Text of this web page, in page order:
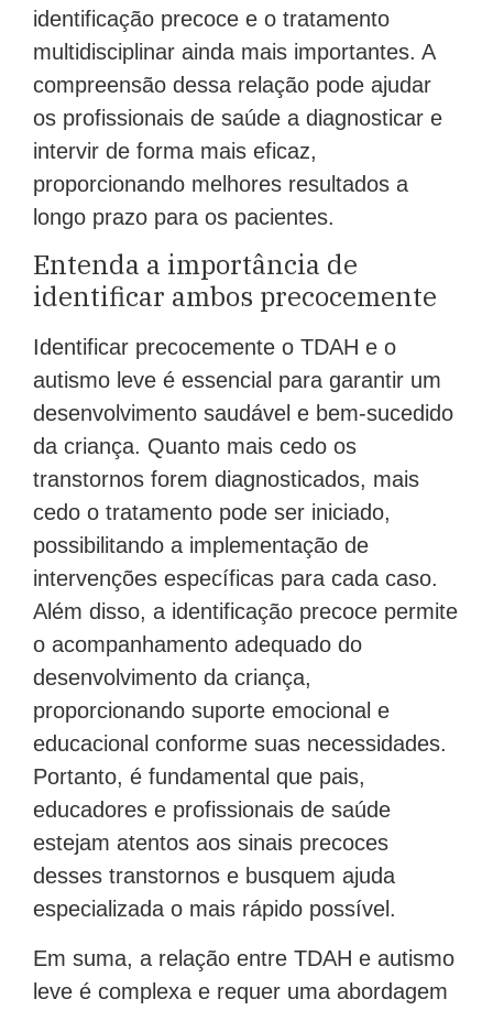
identificação precoce e o tratamento
multidisciplinar ainda mais importantes. A
compreensão dessa relação pode ajudar
os profissionais de saúde a diagnosticar e
intervir de forma mais eficaz,
proporcionando melhores resultados a
longo prazo para os pacientes.
Entenda a importância de
identificar ambos precocemente
Identificar precocemente o TDAH e o
autismo leve é essencial para garantir um
desenvolvimento saudável e bem-sucedido
da criança. Quanto mais cedo os
transtornos forem diagnosticados, mais
cedo o tratamento pode ser iniciado,
possibilitando a implementação de
intervenções específicas para cada caso.
Além disso, a identificação precoce permite
o acompanhamento adequado do
desenvolvimento da criança,
proporcionando suporte emocional e
educacional conforme suas necessidades.
Portanto, é fundamental que pais,
educadores e profissionais de saúde
estejam atentos aos sinais precoces
desses transtornos e busquem ajuda
especializada o mais rápido possível.
Em suma, a relação entre TDAH e autismo
leve é complexa e requer uma abordagem